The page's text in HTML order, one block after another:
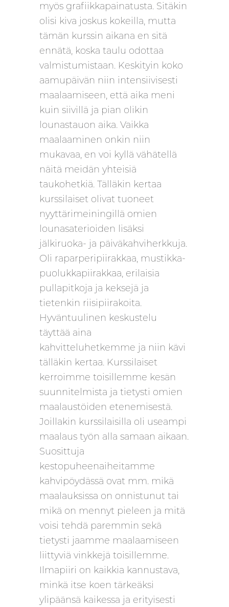
myös grafiikkapainatusta. Sitäkin
olisi kiva joskus kokeilla, mutta
tämän kurssin aikana en sitä
ennätä, koska taulu odottaa
valmistumistaan. Keskityin koko
aamupäivän niin intensiivisesti
maalaamiseen, että aika meni
kuin siivillä ja pian olikin
lounastauon aika. Vaikka
maalaaminen onkin niin
mukavaa, en voi kyllä vähätellä
näitä meidän yhteisiä
taukohetkiä. Tälläkin kertaa
kurssilaiset olivat tuoneet
nyyttärimeiningillä omien
lounasaterioiden lisäksi
jälkiruoka- ja päiväkahviherkkuja.
Oli raparperipiirakkaa, mustikka-
puolukkapiirakkaa, erilaisia
pullapitkoja ja keksejä ja
tietenkin riisipiirakoita.
Hyväntuulinen keskustelu
täyttää aina
kahvitteluhetkemme ja niin kävi
tälläkin kertaa. Kurssilaiset
kerroimme toisillemme kesän
suunnitelmista ja tietysti omien
maalaustöiden etenemisestä.
Joillakin kurssilaisilla oli useampi
maalaus työn alla samaan aikaan.
Suosittuja
kestopuheenaiheitamme
kahvipöydässä ovat mm. mikä
maalauksissa on onnistunut tai
mikä on mennyt pieleen ja mitä
voisi tehdä paremmin sekä
tietysti jaamme maalaamiseen
liittyviä vinkkejä toisillemme.
Ilmapiiri on kaikkia kannustava,
minkä itse koen tärkeäksi
ylipäänsä kaikessa ja erityisesti